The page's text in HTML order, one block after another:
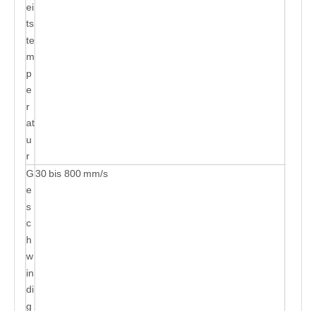
ei
ts
te
m
p
e
r
at
u
r
G
e
s
c
h
w
in
di
g
30 bis 800 mm/s